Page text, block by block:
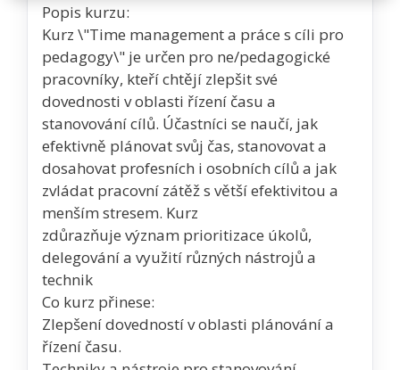
Popis kurzu:
Kurz \"Time management a práce s cíli pro
pedagogy\" je určen pro ne/pedagogické
pracovníky, kteří chtějí zlepšit své
dovednosti v oblasti řízení času a
stanovování cílů. Účastníci se naučí, jak
efektivně plánovat svůj čas, stanovovat a
dosahovat profesních i osobních cílů a jak
zvládat pracovní zátěž s větší efektivitou a
menším stresem. Kurz
zdůrazňuje význam prioritizace úkolů,
delegování a využití různých nástrojů a
technik
Co kurz přinese:
Zlepšení dovedností v oblasti plánování a
řízení času.